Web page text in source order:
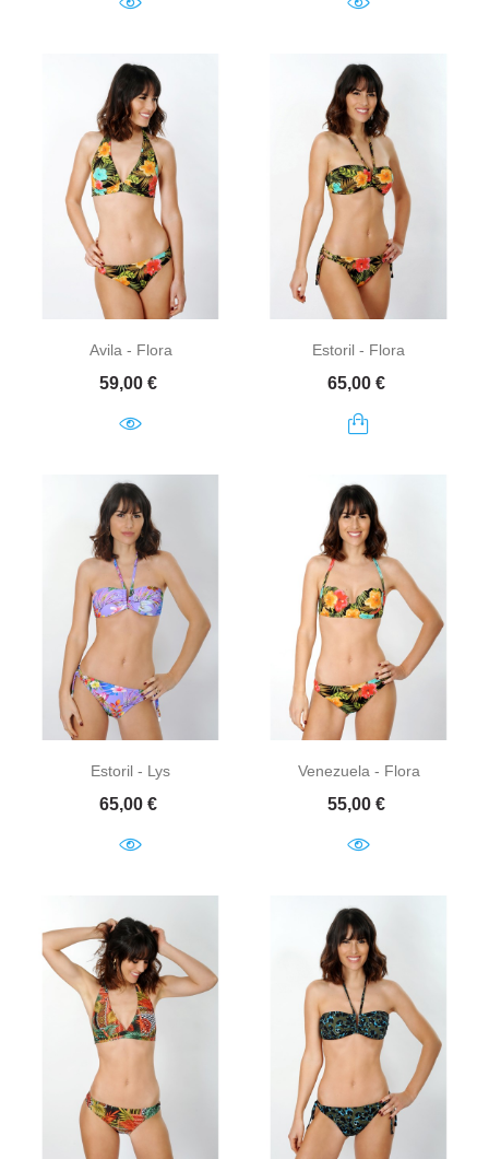
Avila - Flora
Prix
59,00 €
Estoril - Flora
Prix
65,00 €
Estoril - Lys
Prix
65,00 €
Venezuela - Flora
Prix
55,00 €